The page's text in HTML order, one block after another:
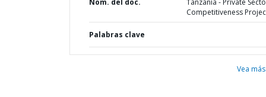
Nom. del doc.
Tanzania - Private
Competitiveness
Palabras clave
Vea más